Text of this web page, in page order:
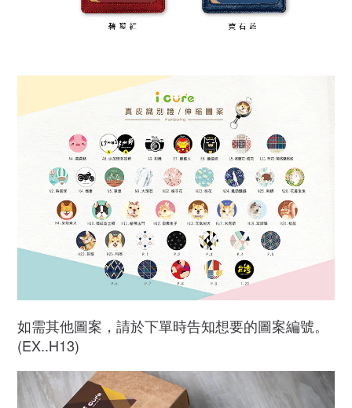
如需其他圖案，請於下單時告知想要的圖案編號。
(EX..H13)